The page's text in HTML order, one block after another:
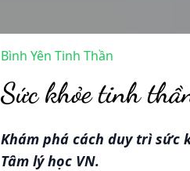
Bình Yên Tinh Thần
Sức khỏe tinh
Khám phá cách duy trì sức
Tâm lý học VN.